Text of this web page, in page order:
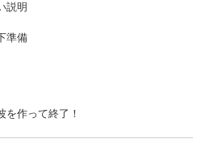
証の発行は行いません。
開催します。
説明
準備
を作って終了！